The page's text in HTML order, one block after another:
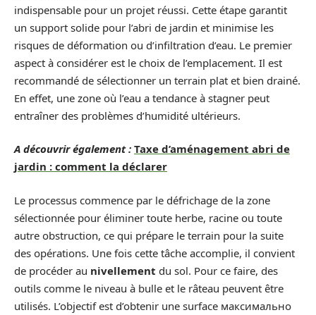
indispensable pour un projet réussi. Cette étape garantit
un support solide pour l’abri de jardin et minimise les
risques de déformation ou d’infiltration d’eau. Le premier
aspect à considérer est le choix de l’emplacement. Il est
recommandé de sélectionner un terrain plat et bien drainé.
En effet, une zone où l’eau a tendance à stagner peut
entraîner des problèmes d’humidité ultérieurs.
A découvrir également : Taxe d’aménagement abri de
jardin : comment la déclarer
Le processus commence par le défrichage de la zone
sélectionnée pour éliminer toute herbe, racine ou toute
autre obstruction, ce qui prépare le terrain pour la suite
des opérations. Une fois cette tâche accomplie, il convient
de procéder au nivellement du sol. Pour ce faire, des
outils comme le niveau à bulle et le râteau peuvent être
utilisés. L’objectif est d’obtenir une surface максимально